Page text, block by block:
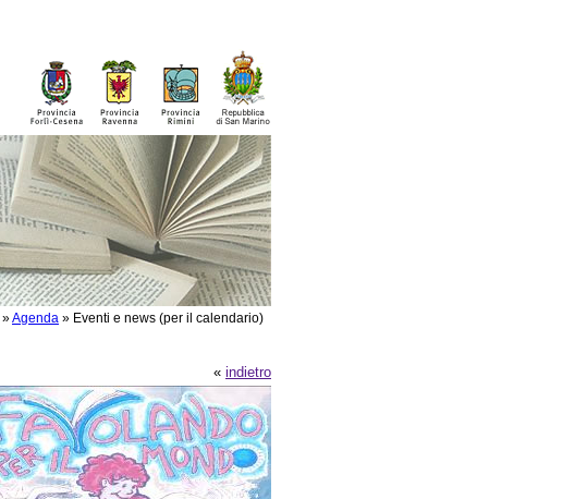
»Agenda » Eventi e news (per il calendario)
« indietro